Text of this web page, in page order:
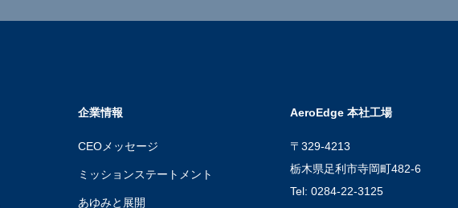
企業情報
CEOメッセージ
ミッションステートメント
あゆみと展開
AeroEdge 本社工場
〒329-4213
栃木県足利市寺岡町482-6
Tel: 0284-22-3125